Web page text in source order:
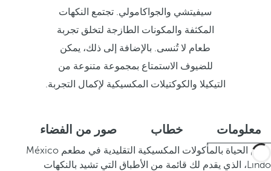
سيفيتشي والجواكامولي. تجتمع النكهات
المكثفة والمكونات الطازجة لتخلق تجربة
طعام لا تُنسى. بالإضافة إلى ذلك، يمكن
للضيوف الاستمتاع بمجموعة متنوعة من
التيكيلا والكوكتيلات المكسيكية لإكمال التجربة.
معلومات خطاب صور من الفضاء
تنبض الحياة بالمأكولات المكسيكية التقليدية في مطعم México
Lindo، الذي يقدم لك قائمة من الأطباق التي تشيد بالنكهات